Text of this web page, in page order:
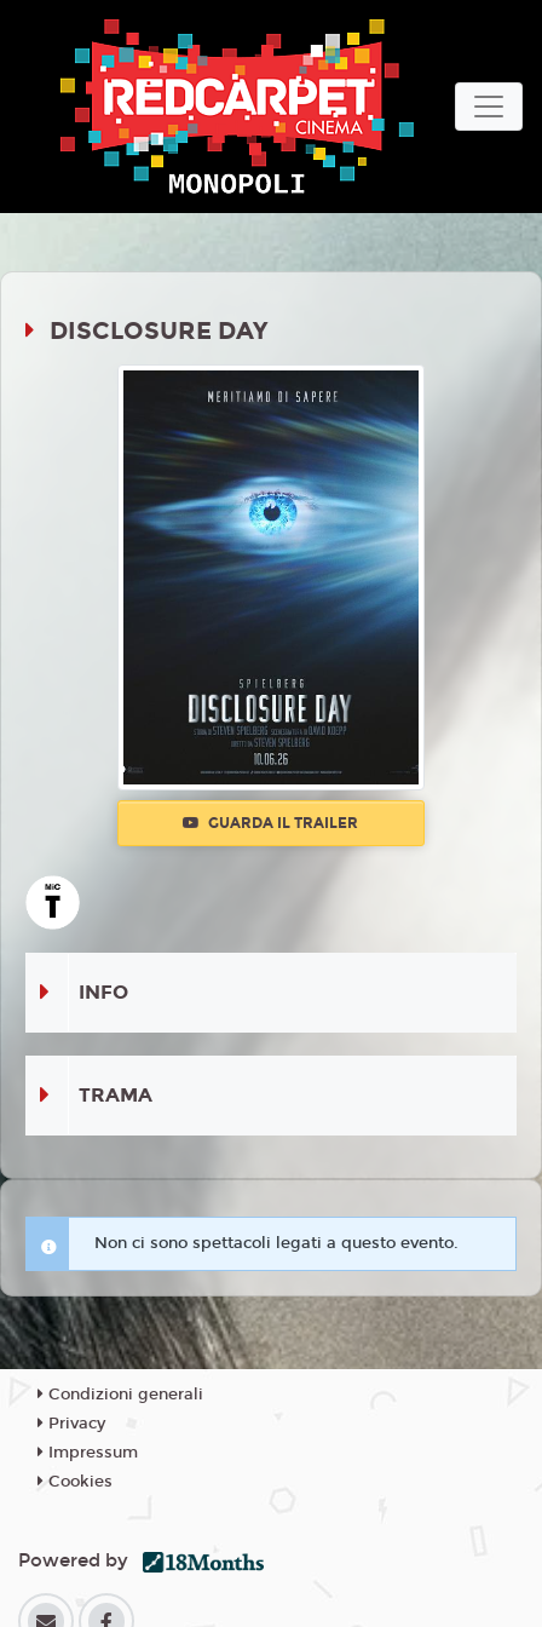
DISCLOSURE DAY
GUARDA IL TRAILER
INFO
TRAMA
Non ci sono spettacoli legati a questo evento.
Condizioni generali
Privacy
Impressum
Cookies
Powered by